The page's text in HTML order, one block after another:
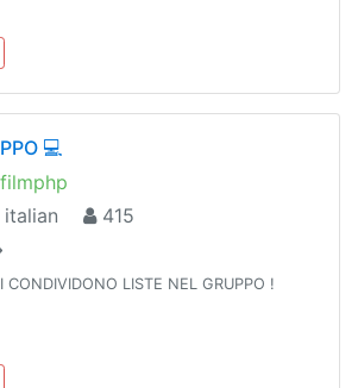
💻
italian
415
LISTE NEL GRUPPO !